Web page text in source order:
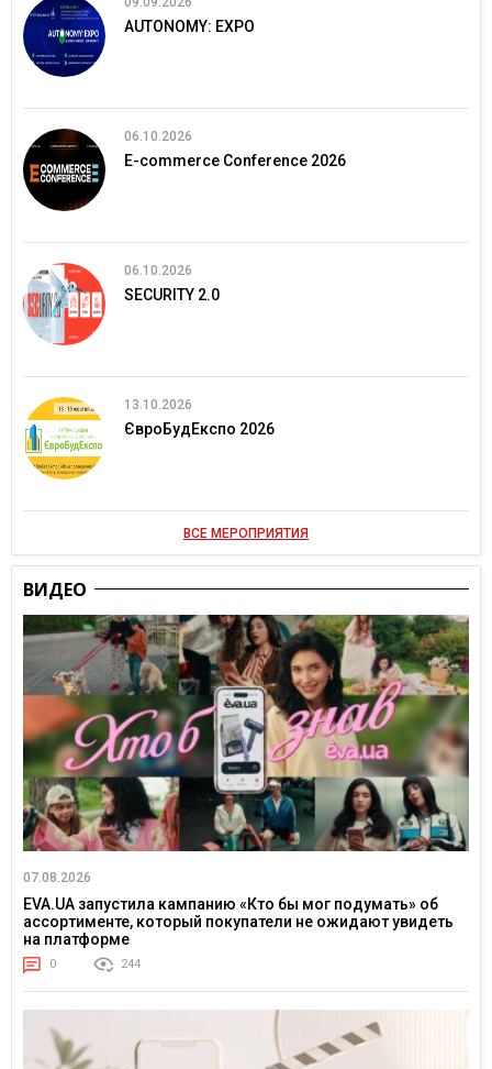
AUTONOMY: EXPO
06.10.2026
E-commerce Conference 2026
06.10.2026
SECURITY 2.0
13.10.2026
ЄвроБудЕкспо 2026
ВСЕ МЕРОПРИЯТИЯ
ВИДЕО
07.08.2026
EVA.UA запустила кампанию «Кто бы мог подумать» об
ассортименте, который покупатели не ожидают увидеть
на платформе
0 244